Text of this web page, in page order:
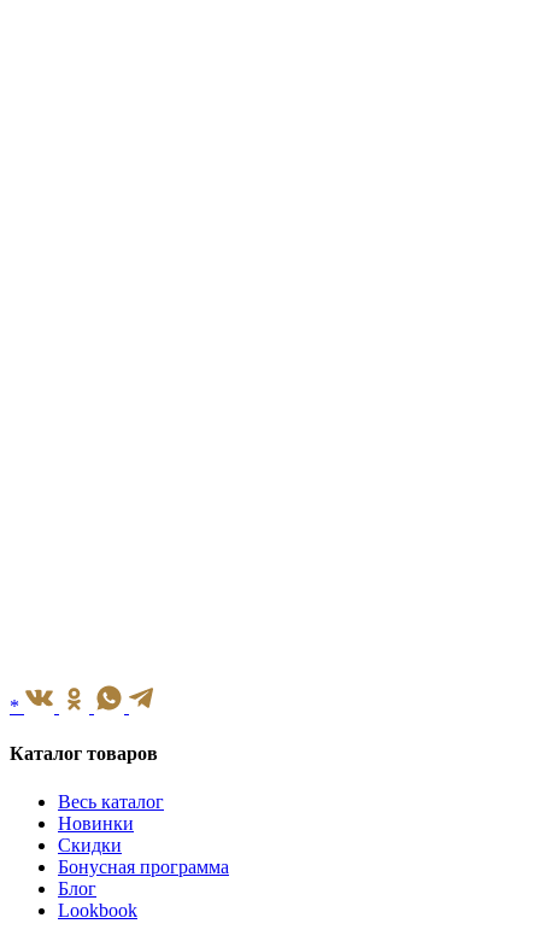
*
Каталог товаров
Весь каталог
Новинки
Скидки
Бонусная программа
Блог
Lookbook